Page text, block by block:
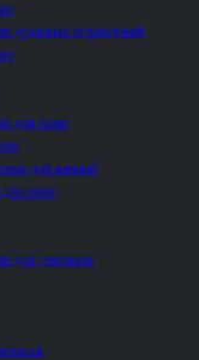
душевых ограждений
для ванн
для ванной
ванн
для унитазов